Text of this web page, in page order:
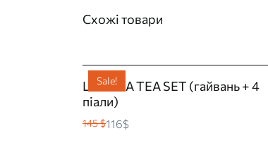
Схожі товари
Sale!
LAGUNA TEA SET (гайвань + 4
піали)
145 $116$